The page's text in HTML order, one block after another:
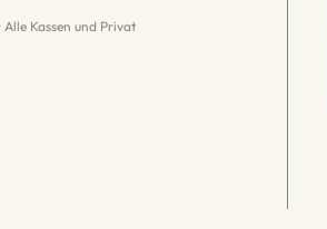
Alle Kassen und Privat